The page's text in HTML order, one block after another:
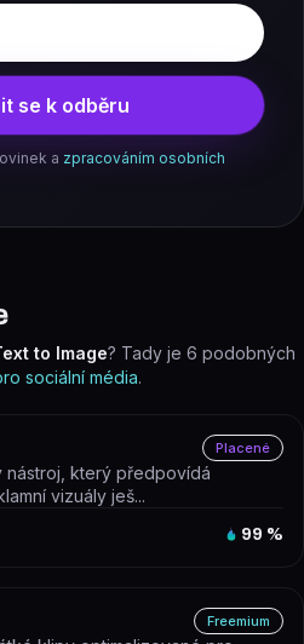
se k odběru
a zpracováním osobních
to Image? Tady je 6 podobných
sociální média.
Placené
nástroj, který předpovídá
vizuály ješ...
99 %
Freemium